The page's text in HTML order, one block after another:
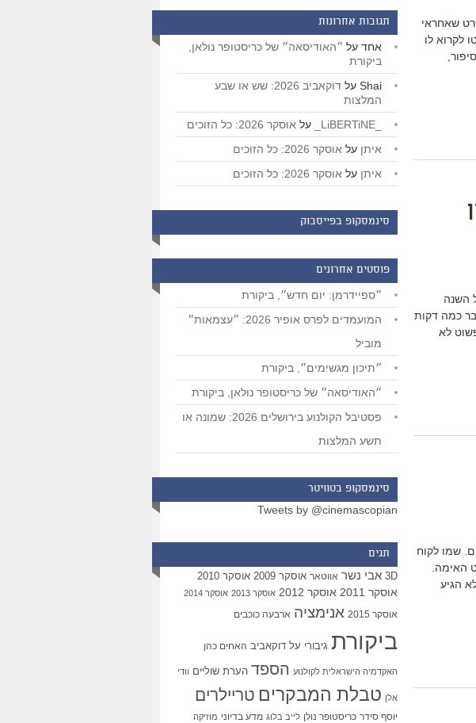
הסרט שאחראי
לקרוא לו
השנה
אדבר כמה דקות
לא
שמו לקוח
האימה.
כשהם שהוא מבעית. הסרט, שהיה אחד הסרטים הכי מדוברים בעולם ב-2008, לא הגיע
תגובות אחרונות
אחד על ״האודיסאה״ של כריסטופר נולאן,
ביקורת
Shai על
דוקאביב 2026: שש או שבע
המלצות
על אוסקר 2026: כל הזוכים
איתן על אוסקר 2026: כל הזוכים
איתן על אוסקר 2026: כל הזוכים
סינמסקופ בפייסבוק
פוסטים אחרונים
״ספיידרמן: יום חדש״, ביקורת
המועמדים לפרס אופיר 2026: ״עצמאות״
מוביל
״תיכון מגשימים״, ביקורת
״האודיסאה״ של כריסטופר נולאן, ביקורת
פסטיבל הקולנוע בירושלים 2026: שמונה או
תשע המלצות
סינמסקופ בטוויטר
Tweets by @cinemascopian
תגים
3D אבי נשר אווטאר אוסקר 2009 אוסקר 2010
אוסקר 2011 אוסקר 2012 אוסקר 2013 אוסקר 2014
אוסקר 2015 אנימציה ארבעה כוכבים
ביקורת גיבורי על דוקאביב האחים כהן
האקדמיה הישראלית לקולנוע הספד הערת שוליים וודי
אלן טבלת המבקרים טריילרים
יוסף סידר כריסטופר נולן לייב בלוג מדע בדיוני מוזיקה